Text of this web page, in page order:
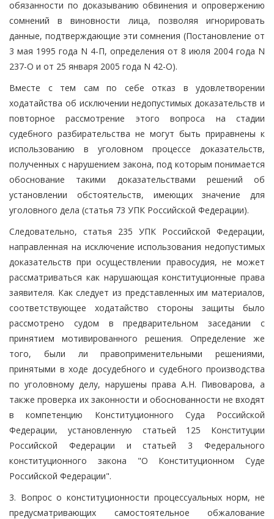
обязанности по доказыванию обвинения и опровержению
сомнений в виновности лица, позволяя игнорировать
данные, подтверждающие эти сомнения (Постановление от
3 мая 1995 года N 4-П, определения от 8 июля 2004 года N
237-О и от 25 января 2005 года N 42-О).
Вместе с тем сам по себе отказ в удовлетворении
ходатайства об исключении недопустимых доказательств и
повторное рассмотрение этого вопроса на стадии
судебного разбирательства не могут быть приравнены к
использованию в уголовном процессе доказательств,
полученных с нарушением закона, под которым понимается
обоснование такими доказательствами решений об
установлении обстоятельств, имеющих значение для
уголовного дела (статья 73 УПК Российской Федерации).
Следовательно, статья 235 УПК Российской Федерации,
направленная на исключение использования недопустимых
доказательств при осуществлении правосудия, не может
рассматриваться как нарушающая конституционные права
заявителя. Как следует из представленных им материалов,
соответствующее ходатайство стороны защиты было
рассмотрено судом в предварительном заседании с
принятием мотивированного решения. Определение же
того, были ли правоприменительными решениями,
принятыми в ходе досудебного и судебного производства
по уголовному делу, нарушены права А.Н. Пивоварова, а
также проверка их законности и обоснованности не входят
в компетенцию Конституционного Суда Российской
Федерации, установленную статьей 125 Конституции
Российской Федерации и статьей 3 Федерального
конституционного закона "О Конституционном Суде
Российской Федерации".
3. Вопрос о конституционности процессуальных норм, не
предусматривающих самостоятельное обжалование